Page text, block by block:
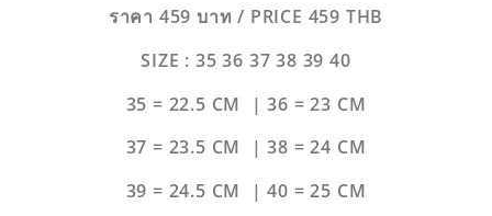
ราคา 459 บาท / PRICE 459 THB
SIZE : 35 36 37 38 39 40
35 = 22.5 CM | 36 = 23 CM
37 = 23.5 CM | 38 = 24 CM
39 = 24.5 CM | 40 = 25 CM